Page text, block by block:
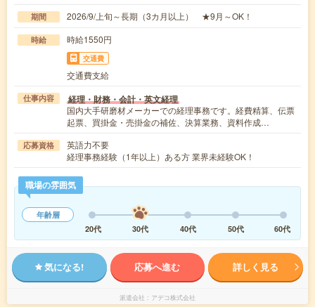
期間 2026/9/上旬～長期（3カ月以上） ★9月～OK！
時給 時給1550円
交通費
交通費支給
仕事内容 経理・財務・会計・英文経理
国内大手研磨材メーカーでの経理事務です。経費精算、伝票
起票、買掛金・売掛金の補佐、決算業務、資料作成…
応募資格
英語力不要
経理事務経験（1年以上）ある方 業界未経験OK！
職場の雰囲気
年齢層
20代
30代 40代 50代 60代
気になる! 応募へ進む 詳しく見る
派遣会社 アデコ株式会社